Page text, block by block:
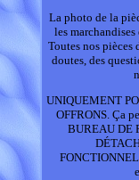
La photo de la
les
Toutes nos pièces
doutes, des
UNIQUEMENT
OFFRONS. Ça
BUREAU DE